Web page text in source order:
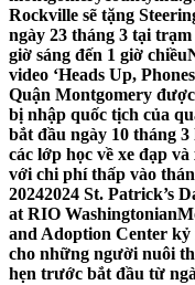
Rockville sẽ tặng
ngày 23 tháng 3 tại
giờ sáng đến 1 giờ chiều
video ‘Heads Up,
Quận Montgomery
bị nhập quốc tịch của
bắt đầu ngày 10 tháng 3
các lớp học về xe đạp
với chi phí thấp vào
20242024 St. Patrick’s
at RIO Washingtonian
and Adoption Center kỷ
cho những người nuôi
hẹn trước bắt đầu từ